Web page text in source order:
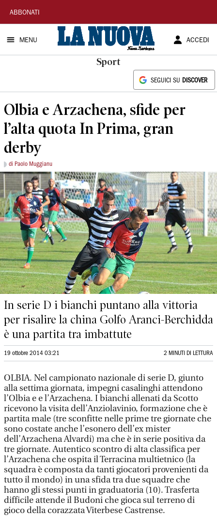
La
Nuova
Sardegna
ABBONATI
MENU ACCEDI
Sport
SEGUICI SU DISCOVER
Olbia e Arzachena, sfide per
l’alta quota In Prima, gran
derby
di Paolo Muggianu
In serie D i bianchi puntano alla vittoria
per risalire la china Golfo Aranci-Berchidda
è una partita tra imbattute
19 ottobre 2014 03:21 2 MINUTI DI LETTURA
OLBIA. Nel campionato nazionale di serie D, giunto
alla settima giornata, impegni casalinghi attendono
l’Olbia e e l’Arzachena. I bianchi allenati da Scotto
ricevono la visita dell’Anziolavinio, formazione che è
partita male (tre sconfitte nelle prime tre giornate che
sono costate anche l’esonero dell’ex mister
dell’Arzachena Alvardi) ma che è in serie positiva da
tre giornate. Autentico scontro di alta classifica per
l’Arzachena che ospita il Terracina multietnico (la
squadra è composta da tanti giocatori provenienti da
tutto il mondo) in una sfida tra due squadre che
hanno gli stessi punti in graduatoria (10). Trasferta
difficile attende il Budoni che gioca sul terreno di
gioco della corazzata Viterbese Castrense.